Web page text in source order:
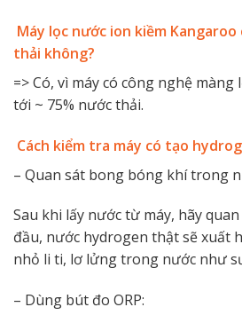
Máy lọc nước ion kiềm
thải không?
=> Có, vì máy có công nghệ màng
tới ~ 75% nước thải.
Cách kiểm tra máy có tạo
– Quan sát bong bóng khí trong
Sau khi lấy nước từ máy, hãy
đầu, nước hydrogen thật sẽ xuất
nhỏ li ti, lơ lửng trong nước như
– Dùng bút đo ORP: